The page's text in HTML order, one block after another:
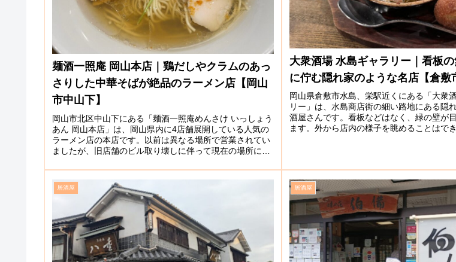
麺酒一照庵 岡山本店｜鶏だしやクラムのあっ
さりした中華そばが絶品のラーメン店【岡山
市中山下】
岡山市北区中山下にある「麺酒一照庵めんさけ いっしょう
あん 岡山本店」は、岡山県内に4店舗展開している人気の
ラーメン店の本店です。以前は異なる場所で営業されてい
ましたが、旧店舗のビル取り壊しに伴って現在の場所に移
大衆酒場 水島ギャラリー｜看板
に佇む隠れ家のような名店【倉敷
岡山県倉敷市水島、栄駅近くにある「大衆
リー」は、水島商店街の細い路地にある隠
酒屋さんです。看板などはなく、緑の壁が
ます。外から店内の様子を眺めることはで
居酒屋 居酒屋